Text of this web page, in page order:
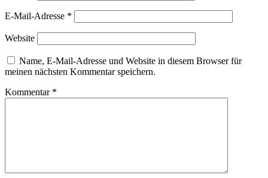
E-Mail-Adresse *
Website
Name, E-Mail-Adresse und Website in diesem Browser für
meinen nächsten Kommentar speichern.
Kommentar *